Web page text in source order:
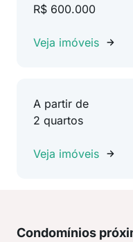
R$ 600.000
Veja imóveis
A partir de
2 quartos
Veja imóveis
Condomínios